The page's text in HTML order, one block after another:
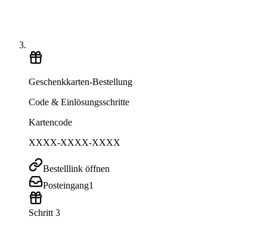
Geschenkkarten-Bestellung
Code & Einlösungsschritte
Kartencode
XXXX-XXXX-XXXX
Bestelllink öffnen
Posteingang1
Schritt 3